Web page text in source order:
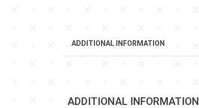
ADDITIONAL INFORMATION
ADDITIONAL INFORMATION